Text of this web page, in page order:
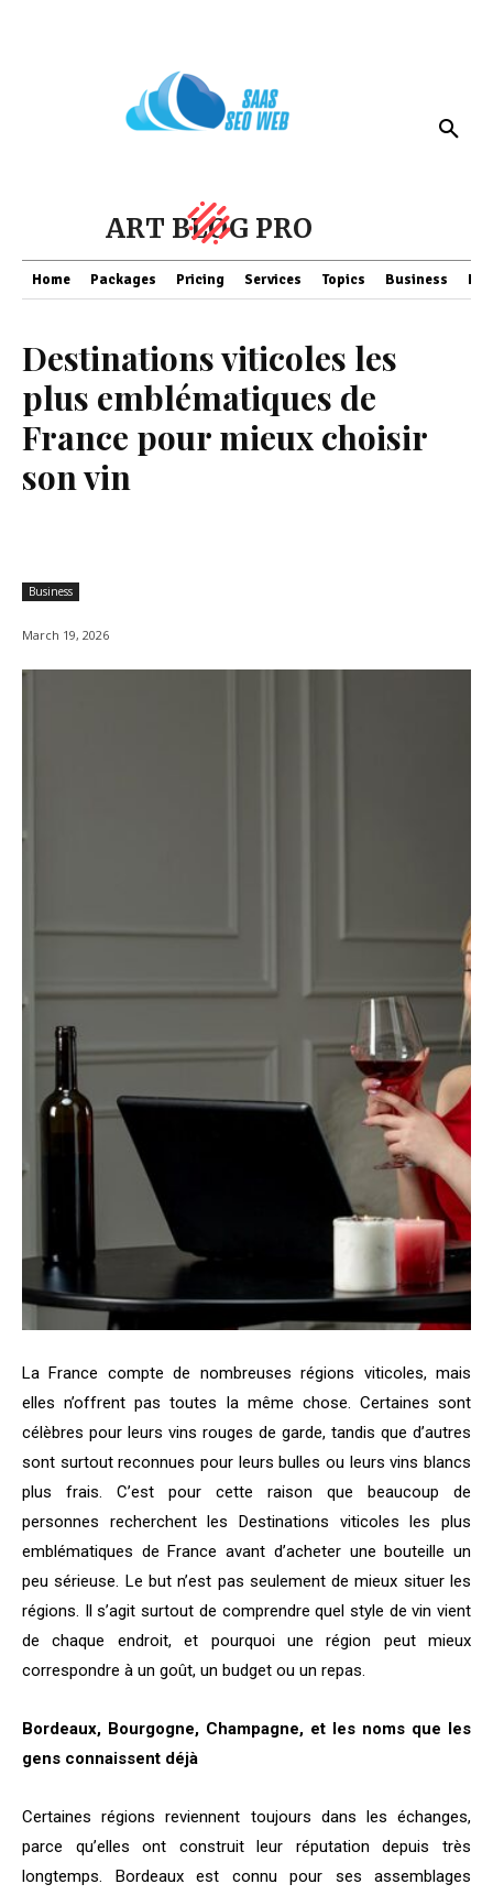
ART BLOG PRO
Home Packages Pricing Services Topics Business
Destinations viticoles les
plus emblématiques de
France pour mieux choisir
son vin
Business
March 19, 2026
La France compte de nombreuses régions viticoles, mais
elles n’offrent pas toutes la même chose. Certaines sont
célèbres pour leurs vins rouges de garde, tandis que d’autres
sont surtout reconnues pour leurs bulles ou leurs vins blancs
plus frais. C’est pour cette raison que beaucoup de
personnes recherchent les Destinations viticoles les plus
emblématiques de France avant d’acheter une bouteille un
peu sérieuse. Le but n’est pas seulement de mieux situer les
régions. Il s’agit surtout de comprendre quel style de vin vient
de chaque endroit, et pourquoi une région peut mieux
correspondre à un goût, un budget ou un repas.
Bordeaux, Bourgogne, Champagne, et les noms que les
gens connaissent déjà
Certaines régions reviennent toujours dans les échanges,
parce qu’elles ont construit leur réputation depuis très
longtemps. Bordeaux est connu pour ses assemblages